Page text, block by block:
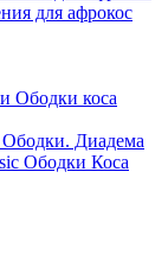
для афрокос
Ободки коса
Ободки. Диадема
Ободки Коса